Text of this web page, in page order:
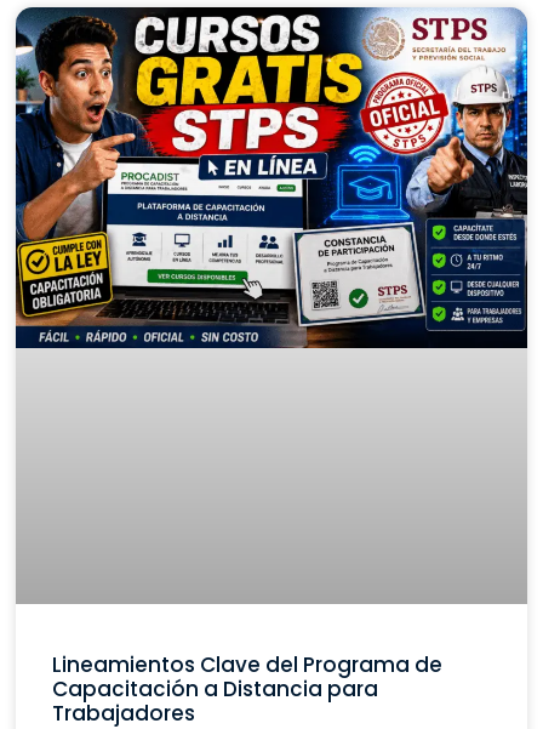
Lineamientos Clave del Programa de
Capacitación a Distancia para
Trabajadores